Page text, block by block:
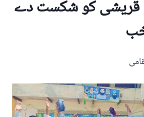
قریشی کو شکست دے